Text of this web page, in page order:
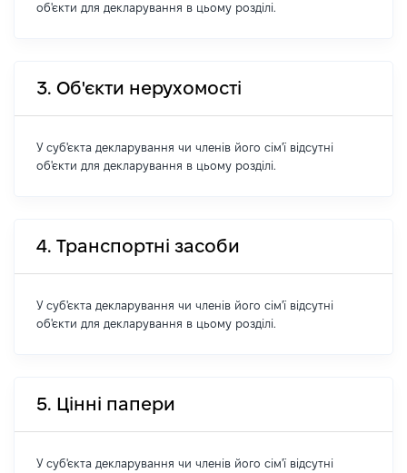
об'єкти для декларування в цьому розділі.
3. Об'єкти нерухомості
У суб'єкта декларування чи членів його сім'ї відсутні
об'єкти для декларування в цьому розділі.
4. Транспортні засоби
У суб'єкта декларування чи членів його сім'ї відсутні
об'єкти для декларування в цьому розділі.
5. Цінні папери
У суб'єкта декларування чи членів його сім'ї відсутні